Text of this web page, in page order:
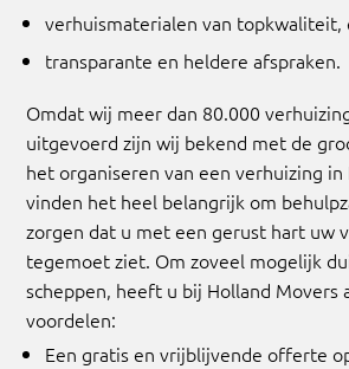
verhuismaterialen van topkwaliteit,
transparante en heldere afspraken.
Omdat wij meer dan 80.000
uitgevoerd zijn wij bekend met de
het organiseren van een verhuizing in
vinden het heel belangrijk om
zorgen dat u met een gerust hart uw
tegemoet ziet. Om zoveel mogelijk
scheppen, heeft u bij Holland Movers
voordelen:
Een gratis en vrijblijvende offerte